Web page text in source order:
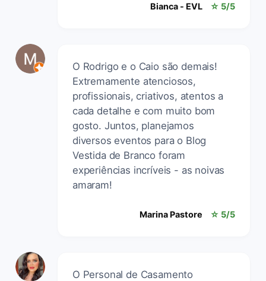
Bianca - EVL ☆ 5/5
O Rodrigo e o Caio são demais!
Extremamente atenciosos,
profissionais, criativos, atentos a
cada detalhe e com muito bom
gosto. Juntos, planejamos
diversos eventos para o Blog
Vestida de Branco foram
experiências incríveis - as noivas
amaram!
Marina Pastore ☆ 5/5
O Personal de Casamento